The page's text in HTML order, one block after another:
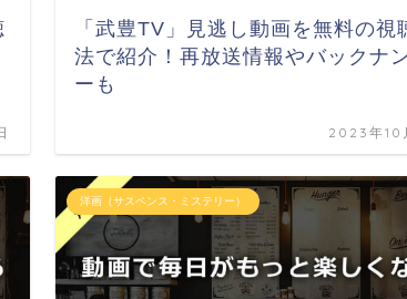
「武豊TV」見逃し動画を無料の視
法で紹介！再放送情報やバックナ
ーも
2023年10
洋画（サスペンス・ミステリー）